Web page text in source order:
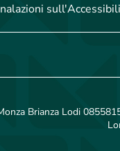
Brianza Lodi